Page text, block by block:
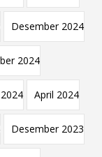
Desember 2024
2024
April 2024
Desember 2023